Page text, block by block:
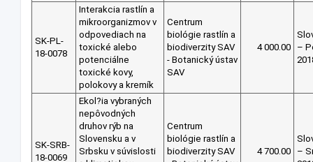
SK-PL-
18-0078
Interakcia rastlín a
mikroorganizmov v
odpovediach na
toxické alebo
potenciálne
toxické kovy,
polokovy a kremík
Centrum
biológie rastlín a
biodiverzity SAV
- Botanický ústav
SAV
4 000.00
–
SK-SRB-
18-0069
Ekol?ia vybraných
nepôvodných
druhov rýb na
Slovensku a v
Srbsku v súvislosti
Centrum
biológie rastlín a
biodiverzity SAV
4 700.00
–